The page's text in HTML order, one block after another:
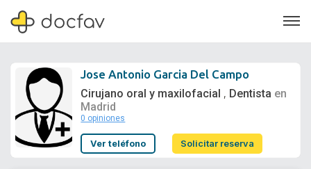
Quiénes somos
Jose Antonio Garcia Del Campo
Cirujano oral y maxilofacial , Dentista en
Madrid
0 opiniones
Ver teléfono Solicitar reserva